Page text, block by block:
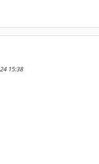
15:38